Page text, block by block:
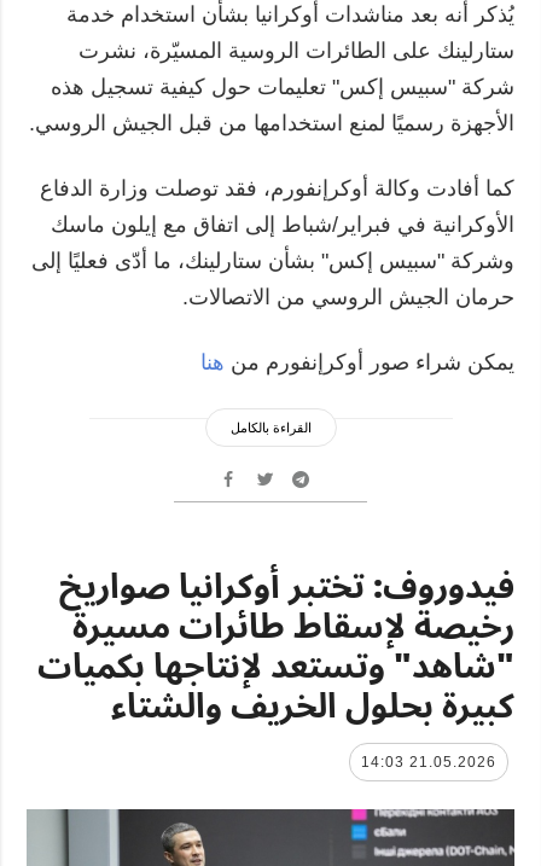
يُذكر أنه بعد مناشدات أوكرانيا بشأن استخدام خدمة
ستارلينك على الطائرات الروسية المسيّرة، نشرت
شركة "سبيس إكس" تعليمات حول كيفية تسجيل هذه
الأجهزة رسميًا لمنع استخدامها من قبل الجيش الروسي.
كما أفادت وكالة أوكرإنفورم، فقد توصلت وزارة الدفاع
الأوكرانية في فبراير/شباط إلى اتفاق مع إيلون ماسك
وشركة "سبيس إكس" بشأن ستارلينك، ما أدّى فعليًا إلى
حرمان الجيش الروسي من الاتصالات.
يمكن شراء صور أوكرإنفورم من هنا
القراءة بالكامل
فيدوروف: تختبر أوكرانيا صواريخ
رخيصة لإسقاط طائرات مسيرة
"شاهد" وتستعد لإنتاجها بكميات
كبيرة بحلول الخريف والشتاء
21.05.2026 14:03